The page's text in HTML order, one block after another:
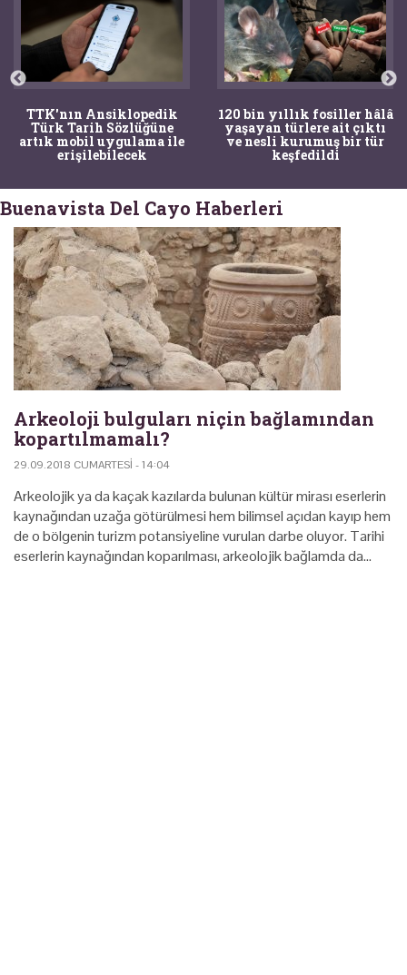
TTK'nın Ansiklopedik
Türk Tarih Sözlüğüne
artık mobil uygulama ile
erişilebilecek
120 bin yıllık fosiller hâlâ
yaşayan türlere ait çıktı
ve nesli kurumuş bir tür
keşfedildi
Buenavista Del Cayo Haberleri
Arkeoloji bulguları niçin bağlamından
kopartılmamalı?
29.09.2018 CUMARTESI - 14:04
Arkeolojik ya da kaçak kazılarda bulunan kültür mirası eserlerin
kaynağından uzağa götürülmesi hem bilimsel açıdan kayıp hem
de o bölgenin turizm potansiyeline vurulan darbe oluyor. Tarihi
eserlerin kaynağından koparılması, arkeolojik bağlamda da…